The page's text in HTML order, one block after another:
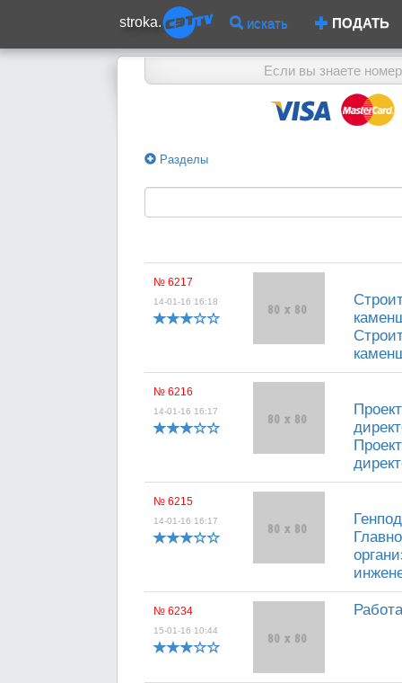
stroka. искать ПОДАТЬ
Если вы знаете
Разделы
№ 6217
14-01-16 16:18
№ 6216
14-01-16 16:17
№ 6215
14-01-16 16:17
№ 6234
15-01-16 10:44